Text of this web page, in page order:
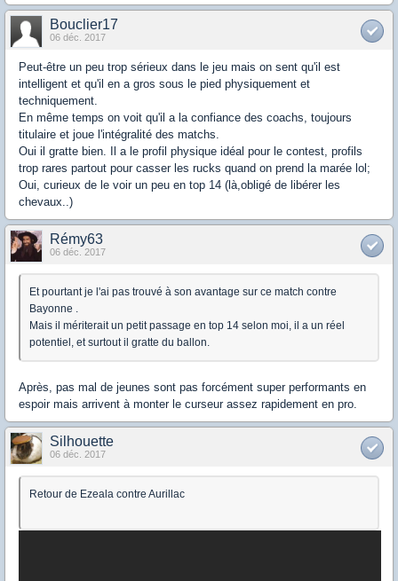
Bouclier17
06 déc. 2017
Peut-être un peu trop sérieux dans le jeu mais on sent qu'il est
intelligent et qu'il en a gros sous le pied physiquement et
techniquement.
En même temps on voit qu'il a la confiance des coachs, toujours
titulaire et joue l'intégralité des matchs.
Oui il gratte bien. Il a le profil physique idéal pour le contest, profils
trop rares partout pour casser les rucks quand on prend la marée lol;
Oui, curieux de le voir un peu en top 14 (là,obligé de libérer les
chevaux..)
Rémy63
06 déc. 2017
Et pourtant je l'ai pas trouvé à son avantage sur ce match contre
Bayonne .
Mais il mériterait un petit passage en top 14 selon moi, il a un réel
potentiel, et surtout il gratte du ballon.
Après, pas mal de jeunes sont pas forcément super performants en
espoir mais arrivent à monter le curseur assez rapidement en pro.
Silhouette
06 déc. 2017
Retour de Ezeala contre Aurillac